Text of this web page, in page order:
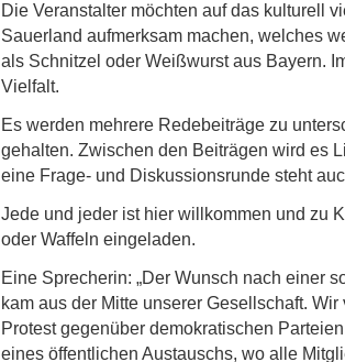
Die Veranstalter möchten auf das kulturell
Sauerland aufmerksam machen, welches
als Schnitzel oder Weißwurst aus Bayern.
Vielfalt.
Es werden mehrere Redebeiträge zu
gehalten. Zwischen den Beiträgen wird es
eine Frage- und Diskussionsrunde steht
Jede und jeder ist hier willkommen und zu
oder Waffeln eingeladen.
Eine Sprecherin: „Der Wunsch nach einer
kam aus der Mitte unserer Gesellschaft.
Protest gegenüber demokratischen
eines öffentlichen Austauschs, wo alle